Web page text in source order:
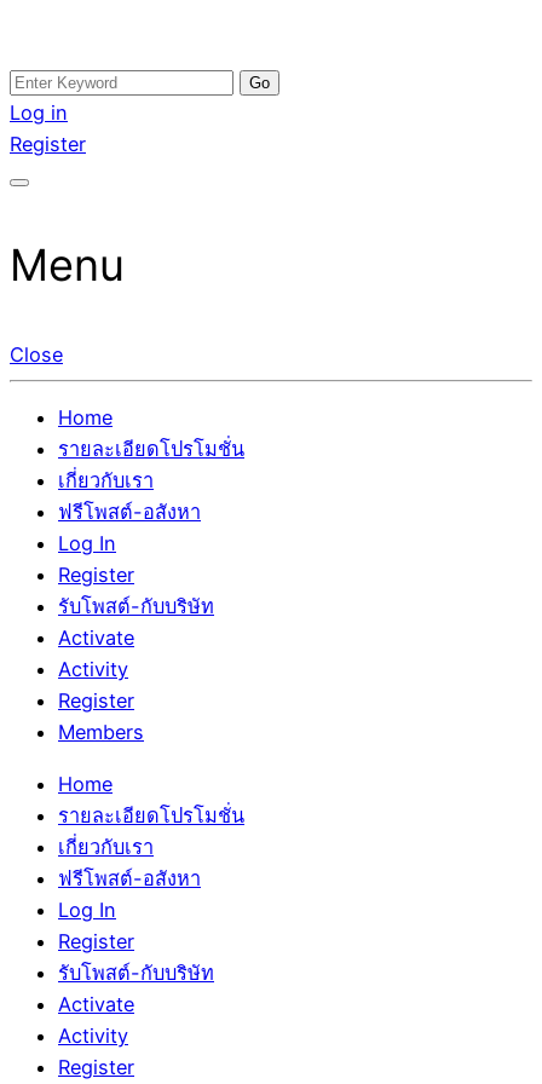
Skip
to
content
อสังหาโพสต์ รีวิวเยอะ รับจ้างโพสต์ขายบ้าน รับจ้างโพสต์อสัง
หา แตกต่างอย่างตั้งใจ รับรองผล อันดับ1 การโพสต์ขายอสังหา
กับทีมงานบริษัท บ้าน ที่ดิน คอนโด ติดGoogleหน้าแรกได้จริงๆ
รับจ้างโพสอสังหา ขายบ้าน อสังหาโพสต์ เชื่อถือได้จริง รับ
โพสต์ ที่ดิน กับทีมงานบริษัท ถูกและดีที่สุด ไม่มีค่านายหน้า
ขายได้จริงๆ ช่วยสร้างโอกาสในการขายได้มากกว่า ที่เดียว ที่
Search
for:
Log in
Register
Menu
Close
Home
รายละเอียดโปรโมชั่น
เกี่ยวกับเรา
ฟรีโพสต์-อสังหา
Log In
Register
รับโพสต์-กับบริษัท
Activate
Activity
Register
Members
Home
รายละเอียดโปรโมชั่น
เกี่ยวกับเรา
ฟรีโพสต์-อสังหา
Log In
Register
รับโพสต์-กับบริษัท
Activate
Activity
Register